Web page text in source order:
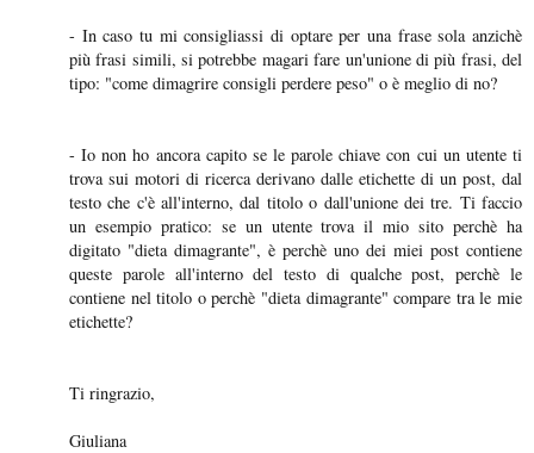
- In caso tu mi consigliassi di optare per una frase sola anzichè
più frasi simili, si potrebbe magari fare un'unione di più frasi, del
tipo: "come dimagrire consigli perdere peso" o è meglio di no?
- Io non ho ancora capito se le parole chiave con cui un utente ti
trova sui motori di ricerca derivano dalle etichette di un post, dal
testo che c'è all'interno, dal titolo o dall'unione dei tre. Ti faccio
un esempio pratico: se un utente trova il mio sito perchè ha
digitato "dieta dimagrante", è perchè uno dei miei post contiene
queste parole all'interno del testo di qualche post, perchè le
contiene nel titolo o perchè "dieta dimagrante" compare tra le mie
etichette?
Ti ringrazio,
Giuliana